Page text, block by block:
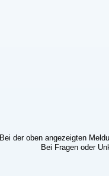
Bei der oben angezeigten
Bei Fragen oder